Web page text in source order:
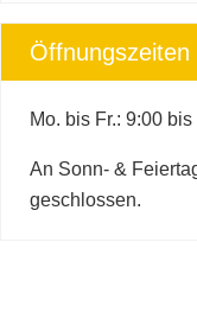
Öffnungszeiten
Mo. bis Fr.: 9:00
An Sonn- &
geschlossen.